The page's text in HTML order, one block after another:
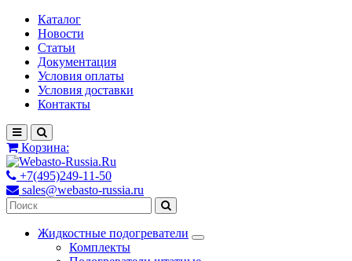
Каталог
Новости
Статьи
Документация
Условия оплаты
Условия доставки
Контакты
Корзина:
+7(495)249-11-50
sales@webasto-russia.ru
Жидкостные подогреватели
Комплекты